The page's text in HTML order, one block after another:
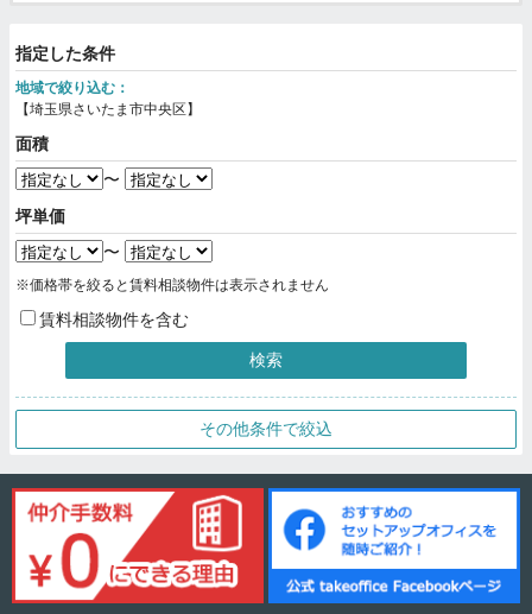
指定した条件
地域で絞り込む：
【埼玉県さいたま市中央区】
面積
〜
坪単価
〜
※価格帯を絞ると賃料相談物件は表示されません
賃料相談物件を含む
検索
その他条件で絞込